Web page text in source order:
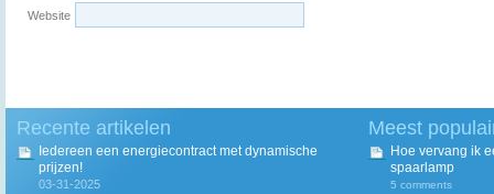
Website
Recente artikelen
Iedereen een energiecontract met dynamische
prijzen!
03-31-2025
Meest
Hoe vervang ik
spaarlamp
5 comments